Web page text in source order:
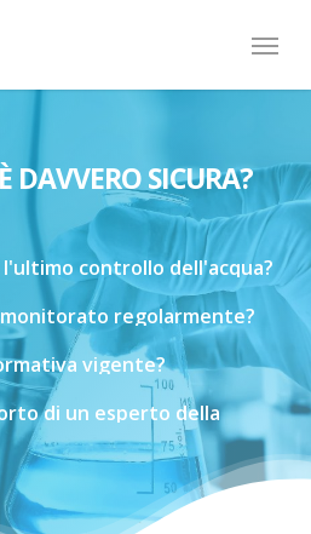
Menu
DAVVERO SICURA?
l'ultimo controllo dell'acqua?
monitorato regolarmente?
vigente?
di un esperto della